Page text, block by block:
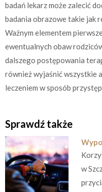
badań lekarz może zalecić
badania obrazowe takie jak
Ważnym elementem
ewentualnych obaw
dalszego postępowania
również wyjaśnić wszystkie
leczeniem w sposób
Sprawdź także
w